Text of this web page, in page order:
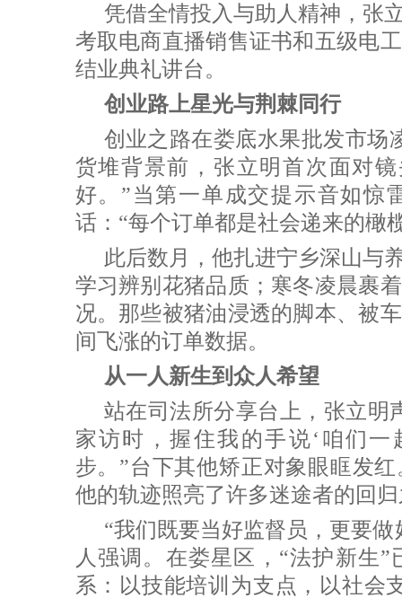
凭借全情投入与助人精神，张
考取电商直播销售证书和五级电
结业典礼讲台。
创业路上星光与荆棘同行
创业之路在娄底水果批发市场
货堆背景前，张立明首次面对
好。”当第一单成交提示音如惊
话：“每个订单都是社会递来的橄
此后数月，他扎进宁乡深山与
学习辨别花猪品质；寒冬凌晨裹
况。那些被猪油浸透的脚本、被
间飞涨的订单数据。
从一人新生到众人希望
站在司法所分享台上，张立明
家访时，握住我的手说‘咱们
步。”台下其他矫正对象眼眶发
他的轨迹照亮了许多迷途者的回
“我们既要当好监督员，更要
人强调。在娄星区，“法护新生
系：以技能培训为支点，以社会